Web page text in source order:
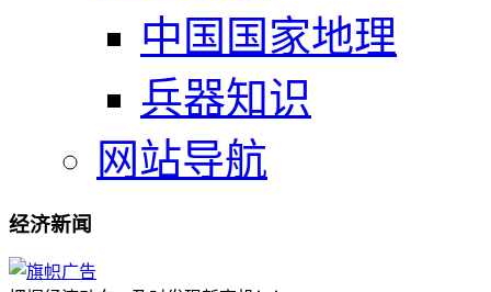
中国国家地理
兵器知识
网站导航
经济新闻